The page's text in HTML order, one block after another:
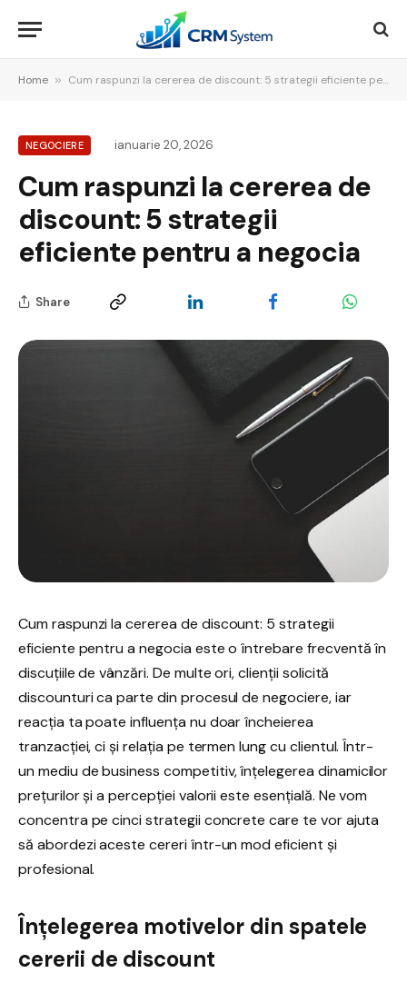
Home » Cum raspunzi la cererea de discount: 5 strategii eficiente pentru a negocia
NEGOCIERE ianuarie 20, 2026
Cum raspunzi la cererea de
discount: 5 strategii
eficiente pentru a negocia
Share
Cum raspunzi la cererea de discount: 5 strategii
eficiente pentru a negocia este o întrebare frecventă în
discuțiile de vânzări. De multe ori, clienții solicită
discounturi ca parte din procesul de negociere, iar
reacția ta poate influența nu doar încheierea
tranzacției, ci și relația pe termen lung cu clientul. Într-
un mediu de business competitiv, înțelegerea dinamicilor
prețurilor și a percepției valorii este esențială. Ne vom
concentra pe cinci strategii concrete care te vor ajuta
să abordezi aceste cereri într-un mod eficient și
profesional.
Înțelegerea motivelor din spatele
cererii de discount